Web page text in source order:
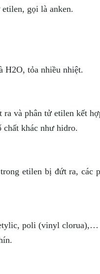
gọi là anken.
H2O, tỏa nhiều nhiệt.
và phân tử etilen kết
khác như hidro.
etilen bị đứt ra, các
poli (vinyl clorua),…